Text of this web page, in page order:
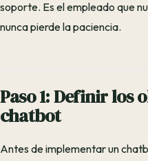
soporte. Es el empleado que
nunca pierde la paciencia.
Paso 1: Definir los
chatbot
Antes de implementar un